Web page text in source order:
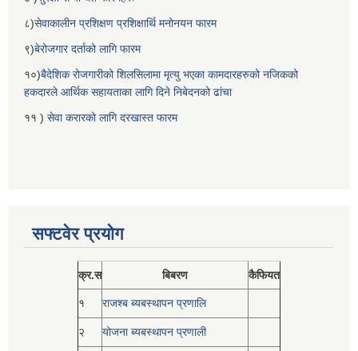
८)सेवाकालीन प्रशिक्षण प्रशिक्षार्थि मनोनयन फारम
९)बेरोजगार दर्ताको लागि फारम
१०)बैदेशिक रोजगारीको शिलसिलामा मृत्यु भएका कामदारहरुको नजिकको
हकदारले आर्थिक सहायताका लागि दिने निबेदनको ढांचा
११ ) सेवा करारको लागि दरखास्त फारम
सफ्टवेर प्रयोग
क्र.स बिबरण कैफियत
१ राजश्ब ब्यबस्थापन प्रणालि
२ योजना ब्यबस्थापन प्रणाली